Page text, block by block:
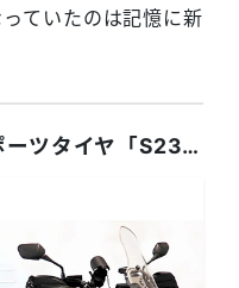
ていたのは記憶に新
ブリヂストンハイパースポーツタイヤ「S23」をスリップサイン出るまで試乗インプレ！ 忖度なし！ 現在3200km【第一弾】